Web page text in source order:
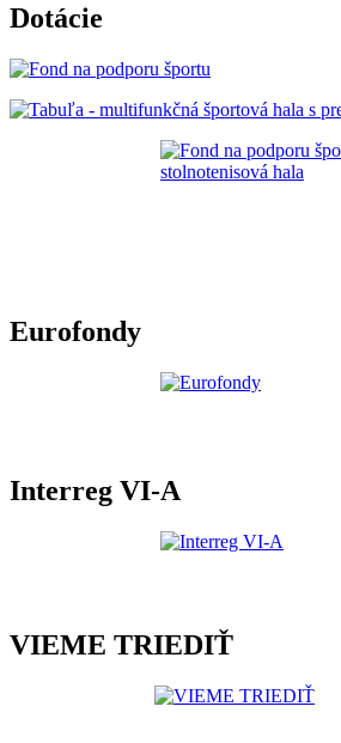
Dotácie
Eurofondy
Interreg VI-A
VIEME TRIEDIŤ